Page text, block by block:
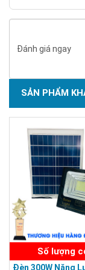
dụng ở những
mặt trời tại
Lắp đặt đèn
Lắp đặt đèn
Lắp đặt đèn
Lắp đặt
Lắp đặt
Lắp đặt
không có
Lắp đặt
Mua đèn
hãng?
SẢN PHẨM
Đánh giá ngay
SẢN PHẨM
Số lượng
Đèn 300W Năng